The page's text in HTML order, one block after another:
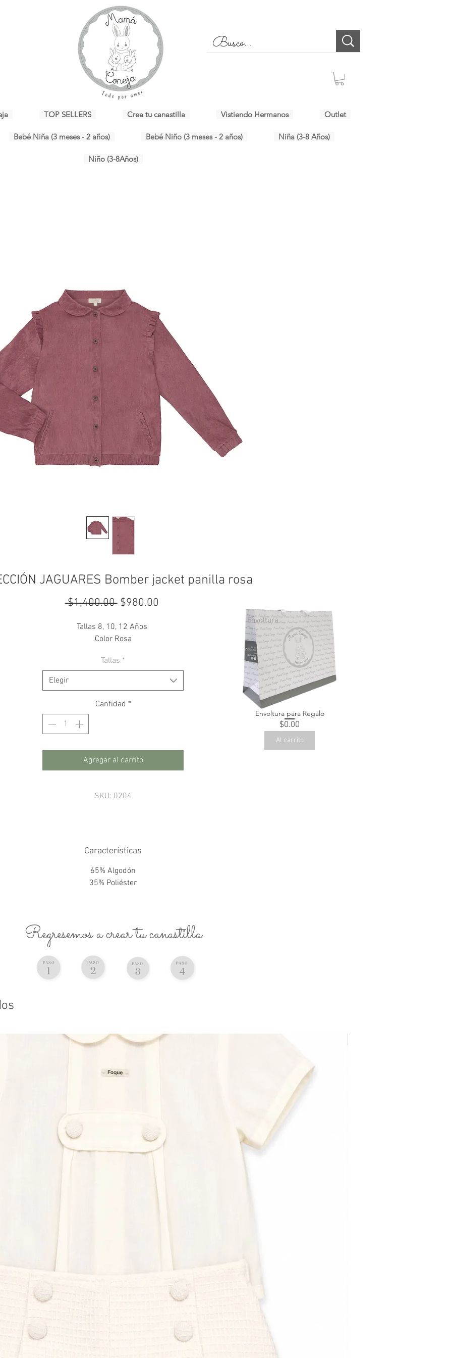
TOP SELLERS Crea tu canastilla Vistiendo Hermanos Outlet
Bebé Niña (3 meses - 2 años) Bebé Niño (3 meses - 2 años) Niña (3-8 Años)
Niño (3-8Años)
JAGUARES Bomber jacket panilla rosa
$1,400.00 Precio
$980.00
Tallas 8, 10, 12 Años
Color Rosa
Tallas *
Elegir
Cantidad *
Agregar al carrito
SKU: 0204
Características
65% Algodón
35% Poliéster
Envoltura
Envoltura para Regalo
$0.00
Al carrito
Regresemos a crear tu canastilla